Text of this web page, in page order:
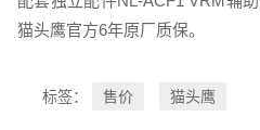
猫头鹰官方6年原厂质保。
标签： 售价 猫头鹰